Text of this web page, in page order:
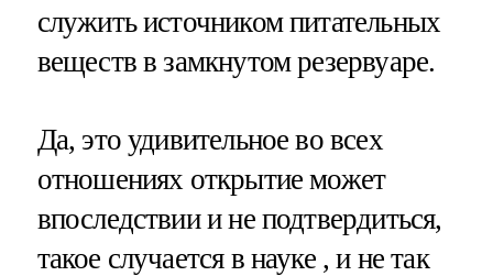
служить источником питательных
веществ в замкнутом резервуаре.
Да, это удивительное во всех
отношениях открытие может
впоследствии и не подтвердиться,
такое случается в науке , и не так